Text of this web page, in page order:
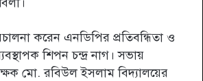
করেন এনডিপির প্রতিবন্ধিতা ও
শিপন চন্দ্র নাগ। সভায়
মো. রবিউল ইসলাম বিদ্যালয়ের